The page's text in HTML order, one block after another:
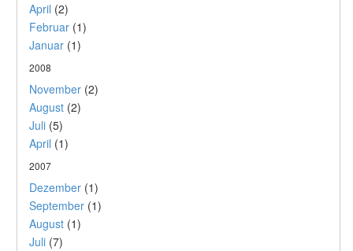
April (2)
Februar (1)
Januar (1)
2008
November (2)
August (2)
Juli (5)
April (1)
2007
Dezember (1)
September (1)
August (1)
Juli (7)